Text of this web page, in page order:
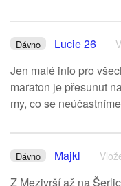
Dávno Lucie 26
Jen malé info pro
maraton je přesunut
my, co se
Dávno Majkl
Z Mezivrší až na